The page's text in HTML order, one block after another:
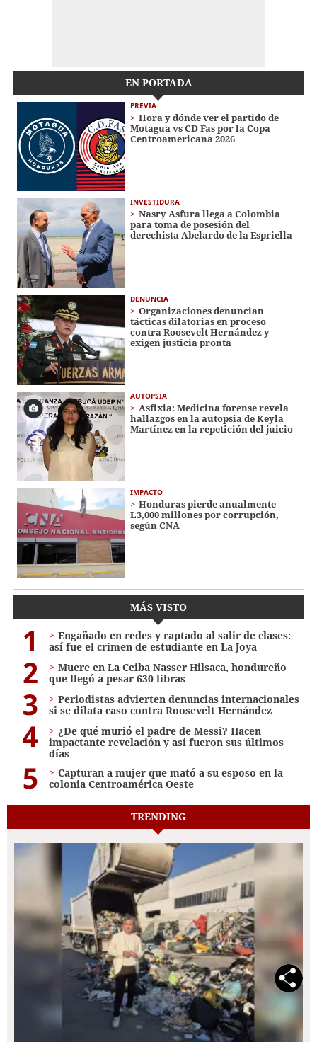
EN PORTADA
PREVIA
Hora y dónde ver el partido de
Motagua vs CD Fas por la Copa
Centroamericana 2026
INVESTIDURA
Nasry Asfura llega a Colombia
para toma de posesión del
derechista Abelardo de la Espriella
DENUNCIA
Organizaciones denuncian
tácticas dilatorias en proceso
contra Roosevelt Hernández y
exigen justicia pronta
AUTOPSIA
Asfixia: Medicina forense revela
hallazgos en la autopsia de Keyla
Martínez en la repetición del juicio
IMPACTO
Honduras pierde anualmente
L3,000 millones por corrupción,
según CNA
MÁS VISTO
1
Engañado en redes y raptado al salir de clases:
así fue el crimen de estudiante en La Joya
2
Muere en La Ceiba Nasser Hilsaca, hondureño
que llegó a pesar 630 libras
3
Periodistas advierten denuncias internacionales
si se dilata caso contra Roosevelt Hernández
4
¿De qué murió el padre de Messi? Hacen
impactante revelación y así fueron sus últimos
días
5
Capturan a mujer que mató a su esposo en la
colonia Centroamérica Oeste
TRENDING